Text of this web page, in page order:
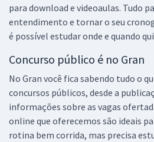
para download e videoaulas. Tudo
entendimento e tornar o seu
é possível estudar onde e quando
Concurso público é no Gran
No Gran você fica sabendo tudo o
concursos públicos, desde a
informações sobre as vagas
online que oferecemos são ideais
rotina bem corrida, mas precisa